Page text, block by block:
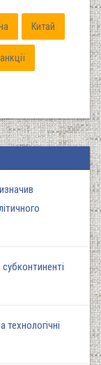
Китай
технологічні